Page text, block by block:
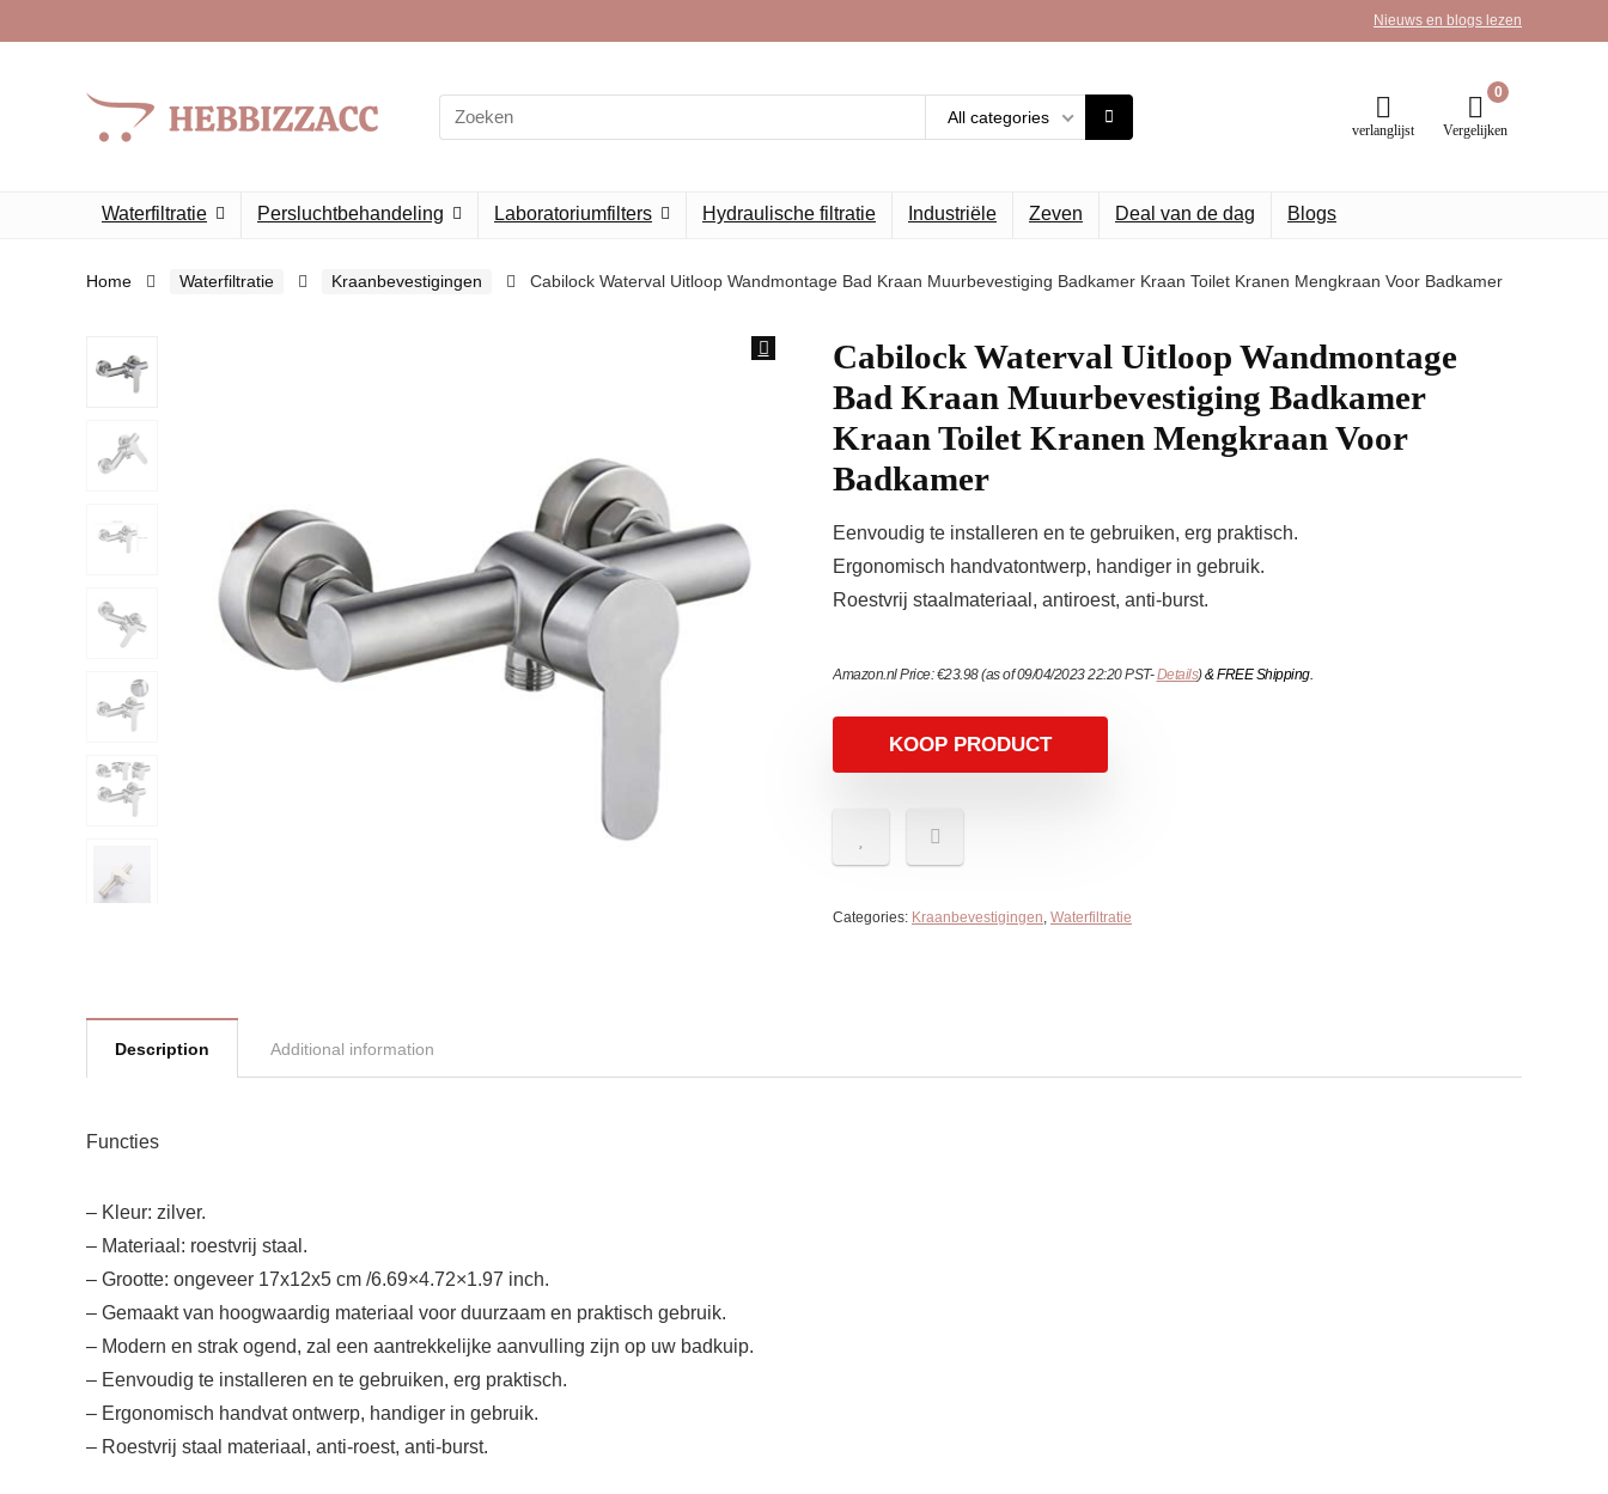
Nieuws en blogs lezen
Search
for:
All categories
verlanglijst
0
Vergelijken
Waterfiltratie Persluchtbehandeling Laboratoriumfilters Hydraulische filtratie Industriële Zeven Deal van de dag Blogs
Home Waterfiltratie Kraanbevestigingen Cabilock Waterval Uitloop Wandmontage Bad Kraan Muurbevestiging Badkamer Kraan Toilet Kranen Mengkraan Voor Badkamer
Cabilock Waterval Uitloop Wandmontage
Bad Kraan Muurbevestiging Badkamer
Kraan Toilet Kranen Mengkraan Voor
Badkamer
Eenvoudig te installeren en te gebruiken, erg praktisch.
Ergonomisch handvatontwerp, handiger in gebruik.
Roestvrij staalmateriaal, antiroest, anti-burst.
Amazon.nl Price:€23.98(as of 09/04/2023 22:20 PST-Details)&FREE Shipping.
KOOP PRODUCT
Categories: Kraanbevestigingen, Waterfiltratie
Description Additional information
Functies
– Kleur: zilver.
– Materiaal: roestvrij staal.
– Grootte: ongeveer 17x12x5 cm /6.69×4.72×1.97 inch.
– Gemaakt van hoogwaardig materiaal voor duurzaam en praktisch gebruik.
– Modern en strak ogend, zal een aantrekkelijke aanvulling zijn op uw badkuip.
– Eenvoudig te installeren en te gebruiken, erg praktisch.
– Ergonomisch handvat ontwerp, handiger in gebruik.
– Roestvrij staal materiaal, anti-roest, anti-burst.